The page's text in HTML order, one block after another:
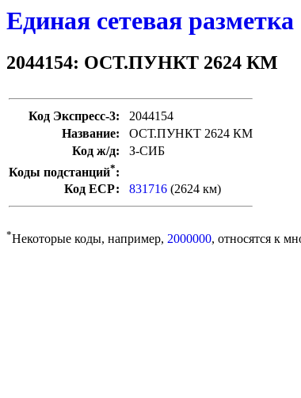
Единая сетевая разметка
2044154: ОСТ.ПУНКТ 2624 КМ
Код Экспресс-3:
2044154
Название:
ОСТ.ПУНКТ 2624 КМ
Код ж/д:
З-СИБ
Коды подстанций*:
Код ЕСР:
831716 (2624 км)
*Некоторые коды, например, 2000000, относятся к